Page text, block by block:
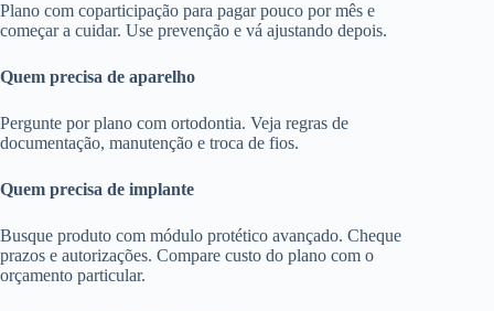
Plano com coparticipação para pagar pouco por mês e
começar a cuidar. Use prevenção e vá ajustando depois.
Quem precisa de aparelho
Pergunte por plano com ortodontia. Veja regras de
documentação, manutenção e troca de fios.
Quem precisa de implante
Busque produto com módulo protético avançado. Cheque
prazos e autorizações. Compare custo do plano com o
orçamento particular.